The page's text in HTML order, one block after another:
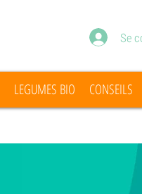
Se
LEGUMES BIO CONSEILS